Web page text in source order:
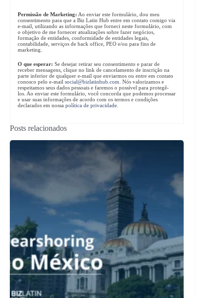
Permissão de Marketing: Ao enviar este formulário, dou meu
consentimento para que a Biz Latin Hub entre em contato comigo via
e-mail, utilizando as informações que forneci neste formulário, com
o objetivo de me fornecer atualizações sobre fazer negócios,
formação de entidades, conformidade de entidades legais,
contabilidade, serviços de back office, PEO e/ou para fins de
marketing.
O que esperar: Se desejar retirar seu consentimento e parar de
receber mensagens, clique no link de cancelamento de inscrição na
parte inferior de qualquer e-mail que enviarmos ou entre em contato
conosco pelo e-mail social@bizlatinhub.com . Nós valorizamos e
respeitamos seus dados pessoais e faremos o possível para protegê-
los. Ao enviar este formulário, você concorda que podemos processar
e usar suas informações de acordo com os termos e condições
declarados em nossa política de privacidade
Posts relacionados